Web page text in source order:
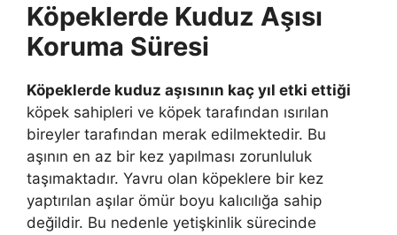
Köpeklerde Kuduz Aşısı
Koruma Süresi
Köpeklerde kuduz aşısının kaç yıl etki ettiği
köpek sahipleri ve köpek tarafından ısırılan
bireyler tarafından merak edilmektedir. Bu
aşının en az bir kez yapılması zorunluluk
taşımaktadır. Yavru olan köpeklere bir kez
yaptırılan aşılar ömür boyu kalıcılığa sahip
değildir. Bu nedenle yetişkinlik sürecinde